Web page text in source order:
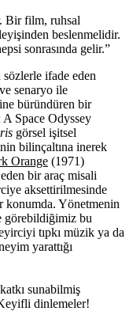
Bir film, ruhsal
beslenmelidir.
sonrasında gelir.”
sözlerle ifade eden
senaryo ile
büründüren bir
Space Odyssey
görsel işitsel
bilinçaltına inerek
Orange (1971)
bir araç misali
aksettirilmesinde
konumda. Yönetmenin
görebildiğimiz bu
tıpkı müzik ya da
yarattığı
sunabilmiş
dinlemeler!